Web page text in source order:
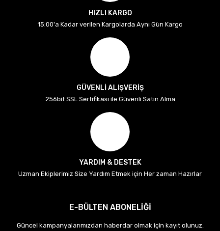
HIZLI KARGO
15:00'a Kadar verilen Kargolarda Aynı Gün Kargo
GÜVENLİ ALIŞVERİŞ
256bit SSL Sertifikası ile Güvenli Satın Alma
YARDIM & DESTEK
Uzman Ekiplerimiz Size Yardım Etmek için Her zaman Hazırlar
E-BÜLTEN ABONELİĞİ
Güncel kampanyalarımızdan haberdar olmak için kayıt olunuz.